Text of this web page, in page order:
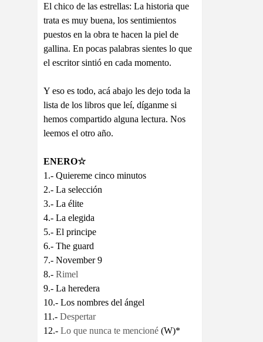
El chico de las estrellas: La historia que
trata es muy buena, los sentimientos
puestos en la obra te hacen la piel de
gallina. En pocas palabras sientes lo que
el escritor sintió en cada momento.
Y eso es todo, acá abajo les dejo toda la
lista de los libros que leí, díganme si
hemos compartido alguna lectura. Nos
leemos el otro año.
ENERO☆
1.- Quiereme cinco minutos
2.- La selección
3.- La élite
4.- La elegida
5.- El principe
6.- The guard
7.- November 9
8.- Rimel
9.- La heredera
10.- Los nombres del ángel
11.- Despertar
12.- Lo que nunca te mencioné (W)*